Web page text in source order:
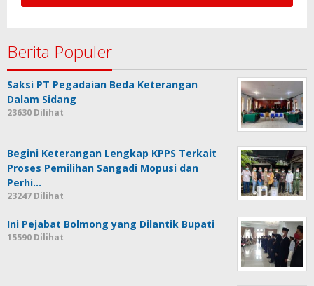
Berita Populer
Saksi PT Pegadaian Beda Keterangan
Dalam Sidang
23630 Dilihat
Begini Keterangan Lengkap KPPS Terkait
Proses Pemilihan Sangadi Mopusi dan
Perhi…
23247 Dilihat
Ini Pejabat Bolmong yang Dilantik Bupati
15590 Dilihat